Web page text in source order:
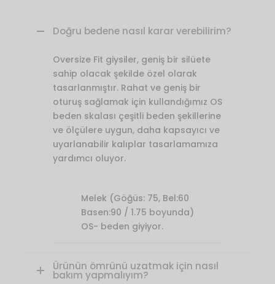
Doğru bedene nasıl karar verebilirim?
Oversize Fit giysiler, geniş bir silüete
sahip olacak şekilde özel olarak
tasarlanmıştır. Rahat ve geniş bir
oturuş sağlamak için kullandığımız OS
beden skalası çeşitli beden şekillerine
ve ölçülere uygun, daha kapsayıcı ve
uyarlanabilir kalıplar tasarlamamıza
yardımcı oluyor.
Melek (Göğüs: 75, Bel:60
Basen:90 / 1.75 boyunda)
OS- beden giyiyor.
Ürünün ömrünü uzatmak için nasıl
bakım yapmalıyım?